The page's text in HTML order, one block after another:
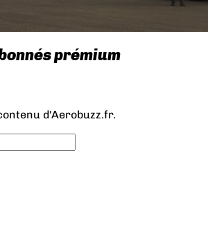
prémium
d'Aerobuzz.fr.